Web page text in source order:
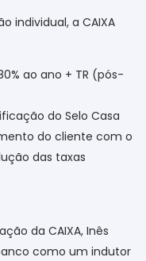
individual, a CAIXA
ao ano + TR (pós-
do Selo Casa
do cliente com o
das taxas
da CAIXA, Inês
como um indutor